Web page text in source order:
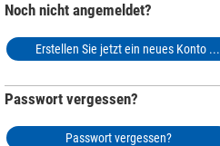
Noch nicht angemeldet?
Erstellen Sie jetzt ein neues Konto ...
Passwort vergessen?
Passwort vergessen?